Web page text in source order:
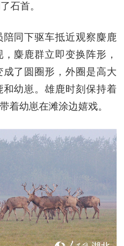
石首。
同下驱车抵近观察麋鹿
麋鹿群立即变换阵形，
了圆圈形，外圈是高大
幼崽。雄鹿时刻保持着
着幼崽在滩涂边嬉戏。